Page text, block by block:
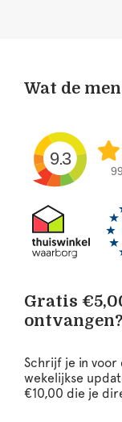
Wat de
9.3
Gratis
ontvangen?
Schrijf je in voor
wekelijkse
€10,00 die je